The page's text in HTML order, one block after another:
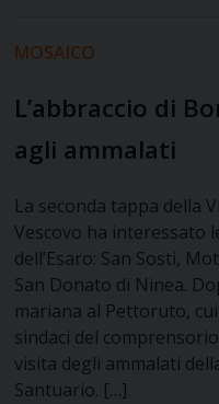
MOSAICO
L’abbraccio di
agli ammalati
La seconda tappa della
Vescovo ha interessato
dell’Esaro: San Sosti,
San Donato di Ninea.
mariana al Pettoruto,
sindaci del
visita degli ammalati
Santuario. […]